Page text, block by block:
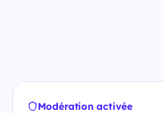
Modération activée